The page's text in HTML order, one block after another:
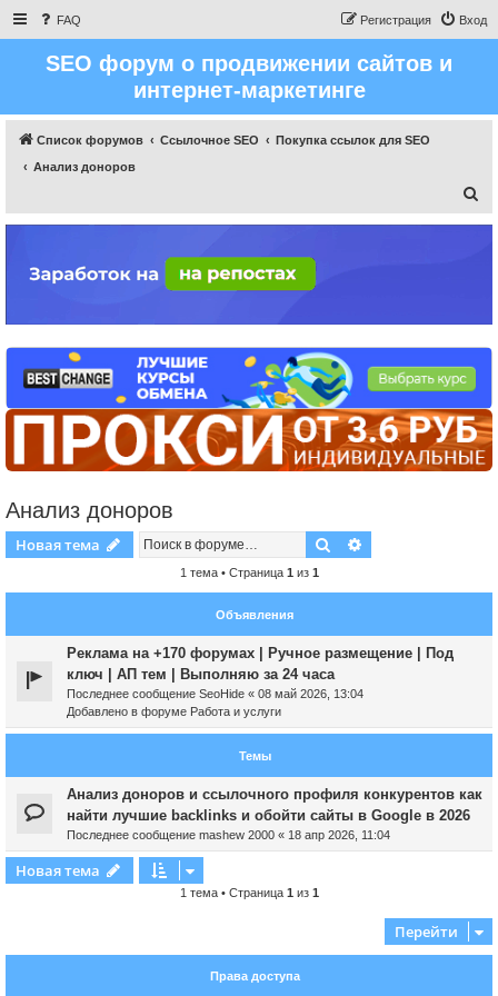
FAQ Вход
Регистрация
SEO форум о продвижении сайтов и
интернет-маркетинге
Список форумов Ссылочное SEO
Покупка ссылок для SEO
Анализ доноров
Анализ доноров
Новая тема Поиск
1 тема • Страница 1 из 1
Объявления
Реклама на +170 форумах | Ручное размещение | Под
ключ | АП тем | Выполняю за 24 часа
Последнее сообщение SeoHide « 08 май 2026, 13:04
Добавлено в форуме Работа и услуги
Темы
Анализ доноров и ссылочного профиля конкурентов как
найти лучшие backlinks и обойти сайты в Google в 2026
Последнее сообщение mashew 2000 « 18 апр 2026, 11:04
Новая тема
1 тема • Страница 1 из 1
Перейти
Права доступа